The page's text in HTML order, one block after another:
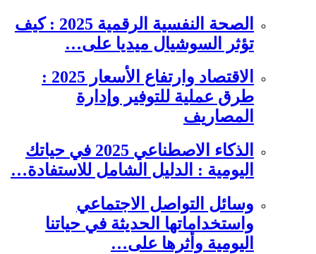
الصحة النفسية الرقمية 2025 : كيف
تؤثر السوشيال ميديا على…
الاقتصاد وارتفاع الأسعار 2025 :
طرق عملية للتوفير وإدارة
المصاريف
الذكاء الاصطناعي 2025 في حياتك
اليومية : الدليل الشامل للاستفادة…
وسائل التواصل الاجتماعي
واستخداماتها الحديثة في حياتنا
اليومية وأثرها على…